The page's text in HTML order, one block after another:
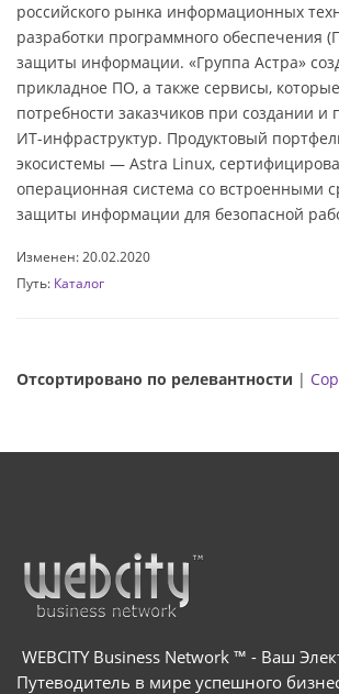
российского рынка информационных
разработки программного обеспечения
защиты информации. «Группа Астра»
прикладное ПО, а также сервисы,
потребности заказчиков при создании и
ИТ-инфраструктур. Продуктовый
экосистемы — Astra Linux,
операционная система со встроенными
защиты информации для безопасной
Изменен: 20.02.2020
Путь: Каталог
Отсортировано по релевантности |
WEBCITY Business Network ™ - Ваш
Путеводитель в мире успешного